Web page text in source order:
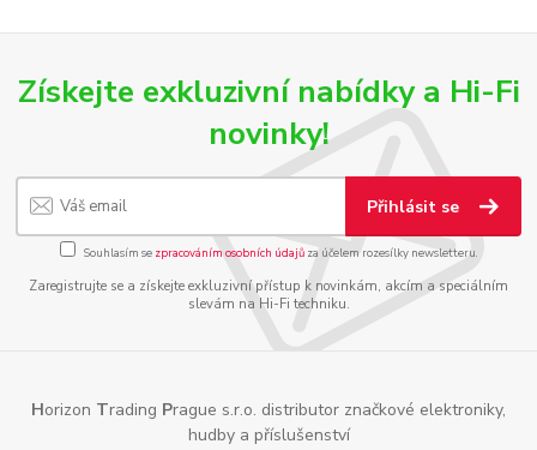
Získejte exkluzivní nabídky a Hi-Fi
novinky!
Přihlásit se
Souhlasím se zpracováním osobních údajůza účelem rozesílky newsletteru.
Zaregistrujte se a získejte exkluzivní přístup k novinkám, akcím a speciálním
slevám na Hi-Fi techniku.
Horizon Trading Prague s.r.o. distributor značkové elektroniky,
hudby a příslušenství